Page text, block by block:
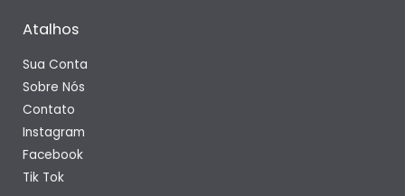
Atalhos
Sua Conta
Sobre Nós
Contato
Instagram
Facebook
Tik Tok